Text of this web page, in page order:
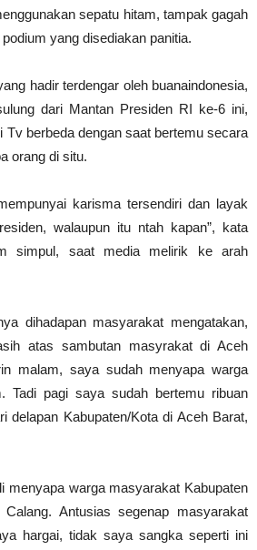
sepatu hitam, tampak gagah
yang disediakan panitia.
hadir terdengar oleh buanaindonesia,
dari Mantan Presiden RI ke-6 ini,
Tv berbeda dengan saat bertemu secara
orang di situ.
karisma tersendiri dan layak
walaupun itu ntah kapan”, kata
simpul, saat media melirik ke arah
dihadapan masyarakat mengatakan,
atas sambutan masyrakat di Aceh
malam, saya sudah menyapa warga
Tadi pagi saya sudah bertemu ribuan
delapan Kabupaten/Kota di Aceh Barat,
menyapa warga masyarakat Kabupaten
Antusias segenap masyarakat
hargai, tidak saya sangka seperti ini